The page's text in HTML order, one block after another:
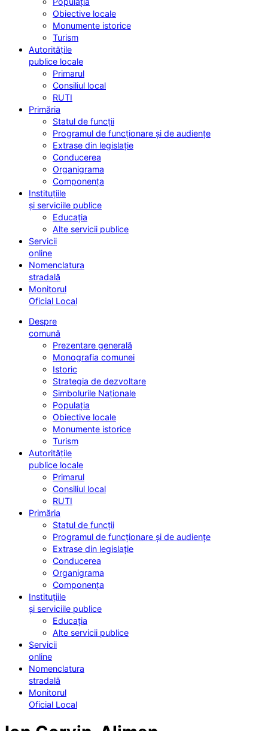
Obiective locale
Monumente istorice
Turism
Autoritățile
publice locale
Primarul
Consiliul local
RUTI
Primăria
Statul de funcții
Programul de funcționare și de audiențe
Extrase din legislație
Conducerea
Organigrama
Componența
Instituțiile
și serviciile publice
Educația
Alte servicii publice
Servicii
online
Nomenclatura
stradală
Monitorul
Oficial Local
Despre
comună
Prezentare generală
Monografia comunei
Istoric
Strategia de dezvoltare
Simbolurile Naționale
Populația
Obiective locale
Monumente istorice
Turism
Autoritățile
publice locale
Primarul
Consiliul local
RUTI
Primăria
Statul de funcții
Programul de funcționare și de audiențe
Extrase din legislație
Conducerea
Organigrama
Componența
Instituțiile
și serviciile publice
Educația
Alte servicii publice
Servicii
online
Nomenclatura
stradală
Monitorul
Oficial Local